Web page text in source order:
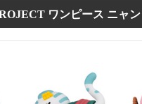
ワンピース ニャ